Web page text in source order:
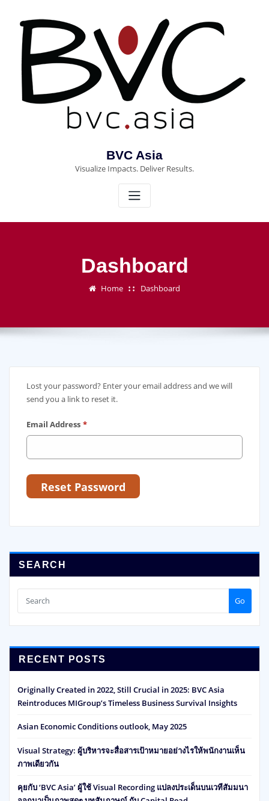
content
BVC Asia
Visualize Impacts. Deliver Results.
Dashboard
Home Dashboard
Lost your password? Enter your email address and we will
send you a link to reset it.
Email Address *
Reset Password
SEARCH
Go
RECENT POSTS
Originally Created in 2022, Still Crucial in 2025: BVC Asia
Reintroduces MIGroup’s Timeless Business Survival Insights
Asian Economic Conditions outlook, May 2025
Visual Strategy: ผู้บริหารจะสื่อสารเป้าหมายอย่างไรให้พนักงานเห็น
ภาพเดียวกัน
คุยกับ ‘BVC Asia’ ผู้ใช้ Visual Recording แปลงประเด็นบนเวทีสัมมนา